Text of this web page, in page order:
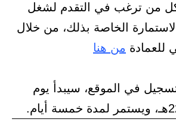
كل من ترغب في التقدم لشغل
الخاصة بذلك، من خلال
للعمادة من هنا
في الموقع، سيبدأ يوم